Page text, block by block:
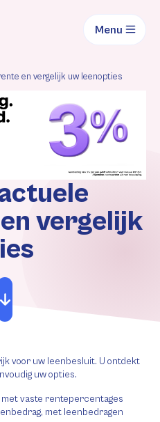
Menu
en vergelijk uw leenopties
vergelijk
voor uw leenbesluit. U ontdekt
uw opties.
vaste rentepercentages
met leenbedragen